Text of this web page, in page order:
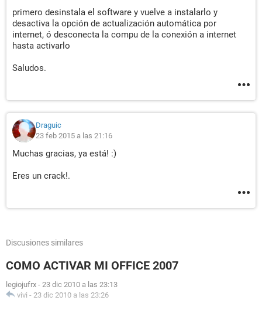
primero desinstala el software y vuelve a instalarlo y
desactiva la opción de actualización automática por
internet, ó desconecta la compu de la conexión a internet
hasta activarlo
Saludos.
Draguic
23 feb 2015 a las 21:16
Muchas gracias, ya está! :)
Eres un crack!.
Discusiones similares
COMO ACTIVAR MI OFFICE 2007
legiojufrx - 23 dic 2010 a las 23:13
vivi - 23 dic 2010 a las 23:26